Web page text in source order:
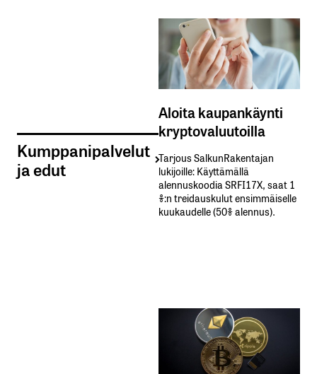
Kumppanipalvelut
ja edut
Aloita kaupankäynti
kryptovaluutoilla
Tarjous SalkunRakentajan
lukijoille: Käyttämällä​ ​
alennuskoodia​ ​SRFI17X,​ ​saat​ ​1
%:n treidauskulut​ ​ensimmäiselle​ ​
kuukaudelle​ ​(50%​ ​alennus).